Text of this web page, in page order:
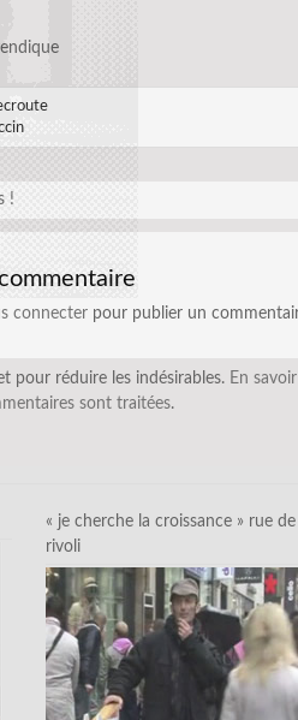
!
connecter pour publier un
pour réduire les indésirables. En
sont traitées.
« je cherche la croissance » rue de
rivoli